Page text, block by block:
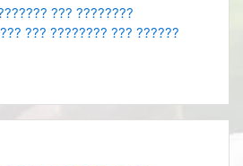
??? ????????
??? ???????? ??? ??????